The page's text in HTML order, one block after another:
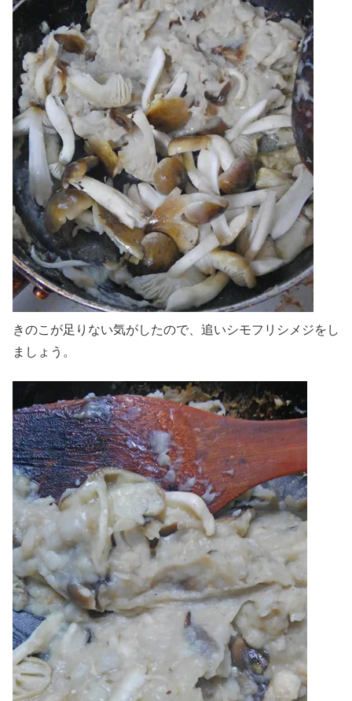
きのこが足りない気がしたので、追いシモフリシメジをし
ましょう。